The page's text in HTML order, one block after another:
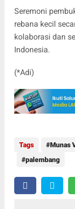
Seremoni
rebana kecil
kolaborasi dan
Indonesia.
(*Adi)
Tags Munas
palembang